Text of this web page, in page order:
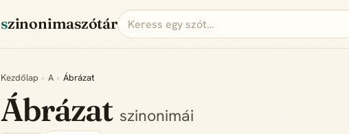
szinonimaszótár
Kezdőlap › A › Ábrázat
Ábrázat szinonimái